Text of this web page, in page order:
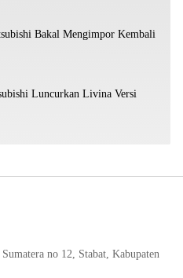
Bakal Mengimpor Kembali
Luncurkan Livina Versi
no 12, Stabat, Kabupaten